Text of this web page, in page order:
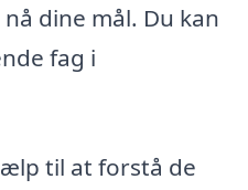
dine mål. Du kan
fag i
til at forstå de